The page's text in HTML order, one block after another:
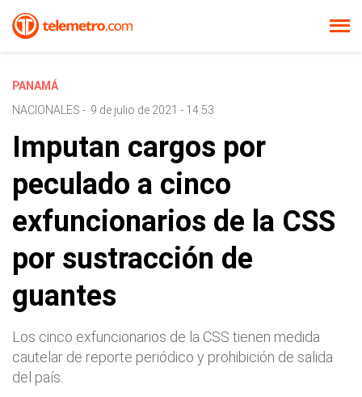
PANAMÁ
NACIONALES - 9 de julio de 2021 - 14:53
Imputan cargos por
peculado a cinco
exfuncionarios de la CSS
por sustracción de
guantes
Los cinco exfuncionarios de la CSS tienen medida
cautelar de reporte periódico y prohibición de salida
del país.